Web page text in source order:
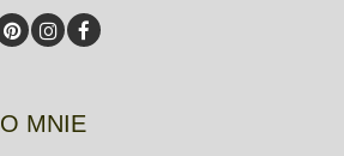
O MNIE